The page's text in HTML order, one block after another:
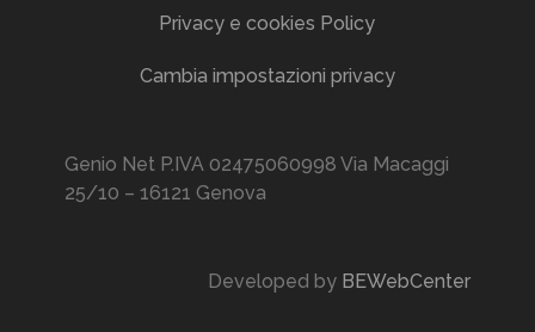
Privacy e cookies Policy
Cambia impostazioni privacy
Genio Net P.IVA 02475060998 Via Macaggi
25/10 – 16121 Genova
Developed by BEWebCenter